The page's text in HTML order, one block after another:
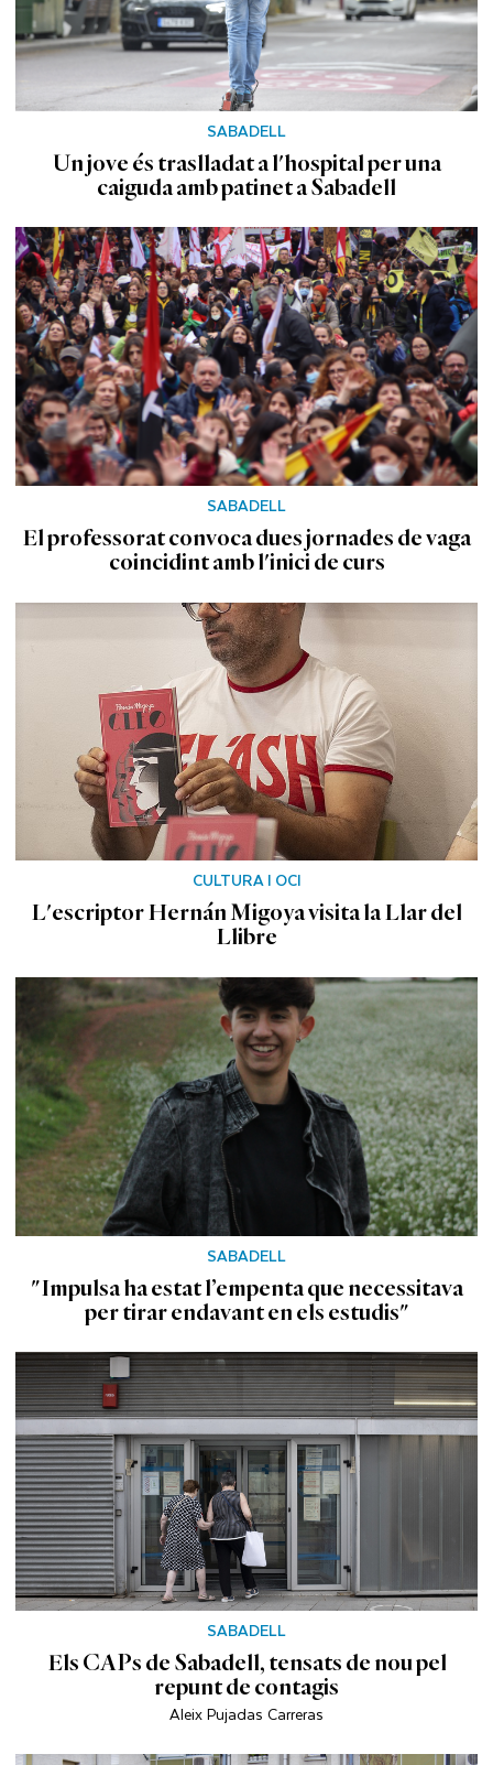
SABADELL
Un jove és traslladat a l'hospital per una
caiguda amb patinet a Sabadell
SABADELL
El professorat convoca dues jornades de vaga
coincidint amb l'inici de curs
CULTURA I OCI
L'escriptor Hernán Migoya visita la Llar del
Llibre
SABADELL
"Impulsa ha estat l’empenta que necessitava
per tirar endavant en els estudis"
SABADELL
Els CAPs de Sabadell, tensats de nou pel
repunt de contagis
Aleix Pujadas Carreras